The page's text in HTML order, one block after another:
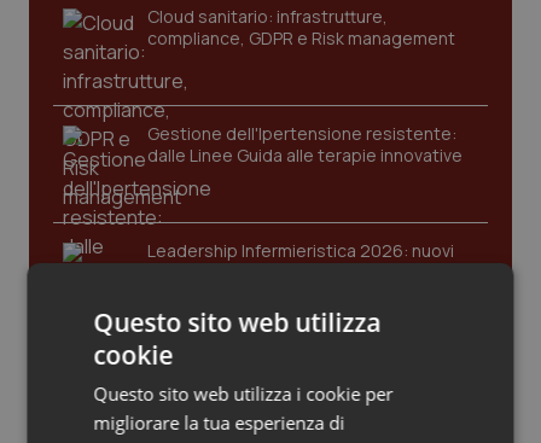
Emilia-Romagna
Friuli Venezia Giulia
Lazio
Liguria
Marche
Molise
Colesterolo & coronaropatie
Dermatite Atopica
Diabete & glucometri
Disturbi dell’umore
Donna & Salute
Epatiti
Cloud sanitario: infrastrutture,
compliance, GDPR e Risk management
Gestione dell'Ipertensione resistente:
dalle Linee Guida alle terapie innovative
Leadership Infermieristica 2026: nuovi
Leadership Medica 2026: guidare team
clinici ad alte prestazioni
Questo sito web utilizza
cookie
Questo sito web utilizza i cookie per
migliorare la tua esperienza di